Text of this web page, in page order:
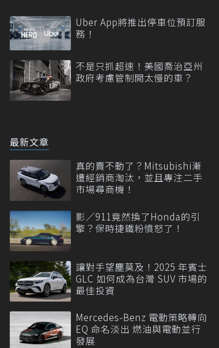
Uber App將推出停車位預訂服
務！
不是只抓超速！美國喬治亞州
政府考慮管制開太慢的車？
最新文章
真的賣不動了？Mitsubishi漸
遭經銷商淘汰，並且專注二手
市場尋商機！
影／911竟然換了Honda的引
擎？保時捷鐵粉憤怒了！
讓對手望塵莫及！2025 年賓士
GLC 如何成為台灣 SUV 市場的
最佳投資
Mercedes-Benz 電動策略轉向
EQ 命名淡出 燃油與電動並行
發展